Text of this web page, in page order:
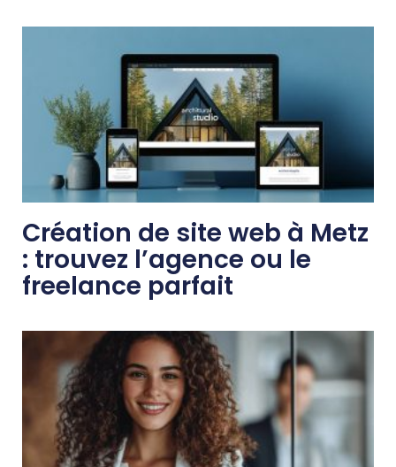
Création de site web à Metz
: trouvez l’agence ou le
freelance parfait